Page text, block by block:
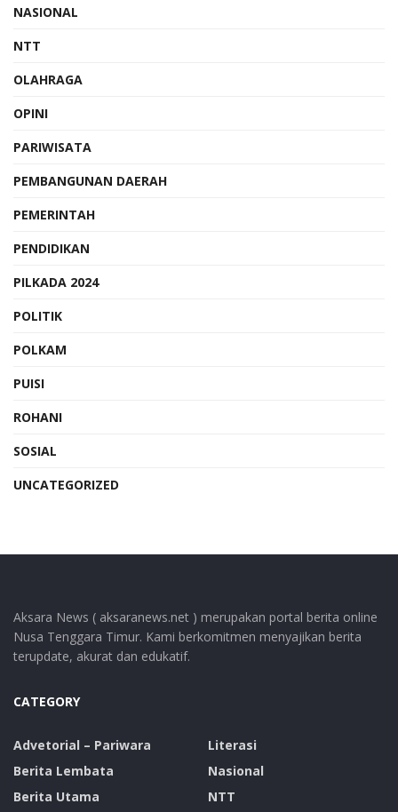
NASIONAL
NTT
OLAHRAGA
OPINI
PARIWISATA
PEMBANGUNAN DAERAH
PEMERINTAH
PENDIDIKAN
PILKADA 2024
POLITIK
POLKAM
PUISI
ROHANI
SOSIAL
UNCATEGORIZED
Aksara News ( aksaranews.net ) merupakan portal berita online
Nusa Tenggara Timur. Kami berkomitmen menyajikan berita
terupdate, akurat dan edukatif.
CATEGORY
Advetorial – Pariwara
Berita Lembata
Berita Utama
Literasi
Nasional
NTT